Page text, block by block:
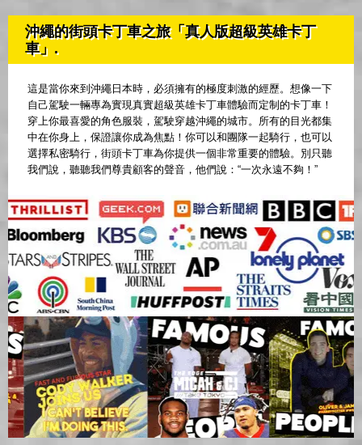
沖繩的街頭卡丁車之旅「真人版超級英雄卡丁
車」.
這是當你來到沖繩日本時，必須擁有的極度刺激的經歷。想像一下
自己駕駛一輛專為實現真實超級英雄卡丁車體驗而定制的卡丁車！
穿上你最喜愛的角色服裝，駕駛穿越沖繩的城市。所有的目光都集
中在你身上，保證讓你成為焦點！你可以和團隊一起騎行，也可以
選擇私密騎行，街頭卡丁車為你提供一個非常重要的體驗。別只聽
我們說，聽聽我們尊貴顧客的聲音，他們說：“一次永遠不夠！”